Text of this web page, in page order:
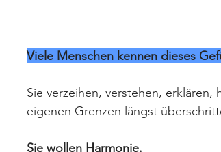
Viele Menschen kennen dieses
Sie verzeihen, verstehen,
eigenen Grenzen längst
Sie wollen Harmonie.